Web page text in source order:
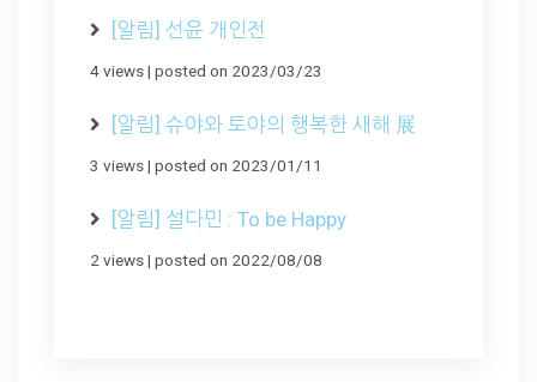
[알림] 선윤 개인전
4 views| posted on 2023/03/23
[알림] 슈야와 토야의 행복한 새해 展
3 views| posted on 2023/01/11
[알림] 설다민 : To be Happy
2 views| posted on 2022/08/08